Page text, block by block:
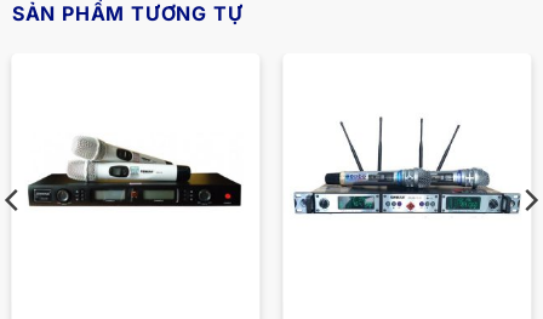
SẢN PHẨM TƯƠNG TỰ